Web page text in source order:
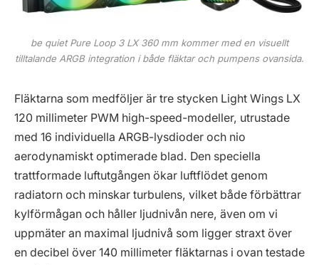
be quiet Pure Loop 3 LX 360 mm kommer med en visuellt
tilltalande ARGB integration i både fläktar och pumpens ovansida.
Fläktarna som medföljer är tre stycken Light Wings LX
120 millimeter PWM high-speed-modeller, utrustade
med 16 individuella ARGB-lysdioder och nio
aerodynamiskt optimerade blad. Den speciella
trattformade luftutgången ökar luftflödet genom
radiatorn och minskar turbulens, vilket både förbättrar
kylförmågan och håller ljudnivån nere, även om vi
uppmäter an maximal ljudnivå som ligger straxt över
en decibel över 140 millimeter fläktarnas i ovan testade